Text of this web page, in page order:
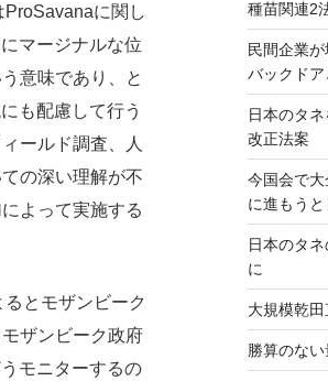
に関し
マージナルな位
意味であり、と
も配慮して行う
ールド調査、人
の深い理解が不
よって実施する
とモザンビーク
ザンビーク政府
モニターするの
種苗関連2
民間企業
バックド
日本のタ
改正法案
今国会で
に進もうと
日本のタ
に
大規模乾
勝算のな